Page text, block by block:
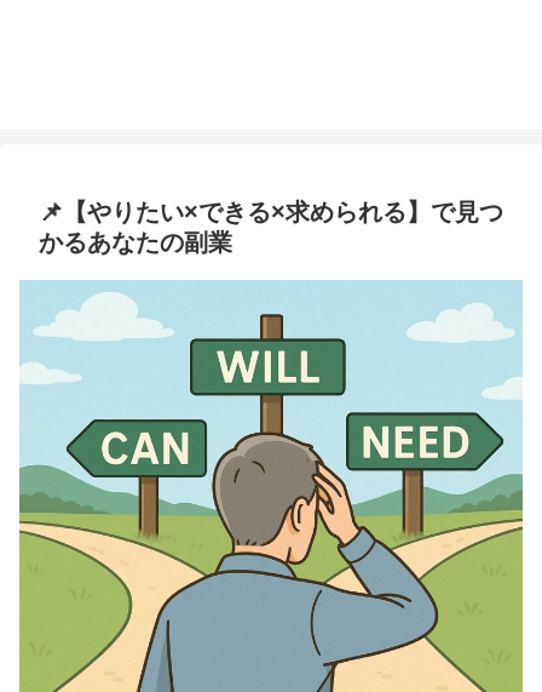
📌【やりたい×できる×求められる】で見つ
かるあなたの副業